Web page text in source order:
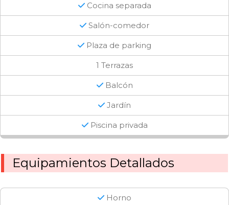
Cocina separada
Salón-comedor
Plaza de parking
1 Terrazas
Balcón
Jardín
Piscina privada
Equipamientos Detallados
Horno